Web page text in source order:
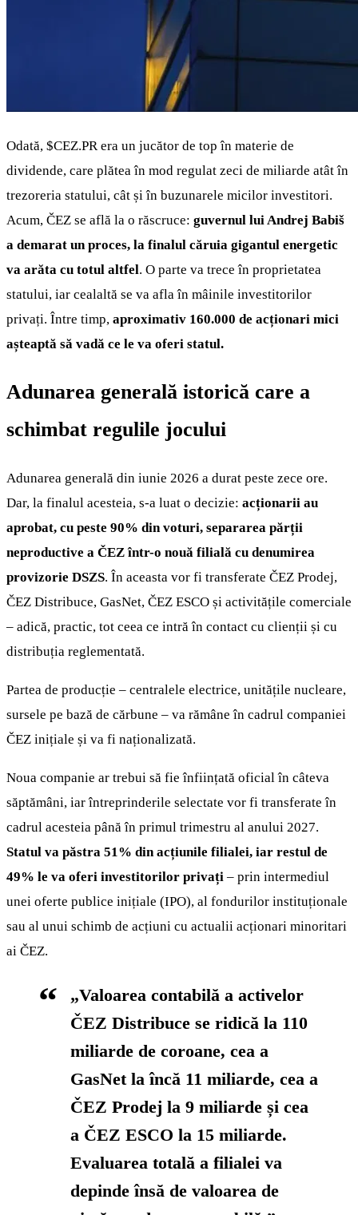
Odată, $CEZ.PRera un jucător de top în materie de
dividende, care plătea în mod regulat zeci de miliarde atât în
trezoreria statului, cât și în buzunarele micilor investitori.
Acum, ČEZ se află la o răscruce: guvernul lui Andrej Babiš
a demarat un proces, la finalul căruia gigantul energetic
va arăta cu totul altfel. O parte va trece în proprietatea
statului, iar cealaltă se va afla în mâinile investitorilor
privați. Între timp, aproximativ 160.000 de acționari mici
așteaptă să vadă ce le va oferi statul.
Adunarea generală istorică care a
schimbat regulile jocului
Adunarea generală din iunie 2026 a durat peste zece ore.
Dar, la finalul acesteia, s-a luat o decizie: acționarii au
aprobat, cu peste 90% din voturi, separarea părții
neproductive a ČEZ într-o nouă filială cu denumirea
provizorie DSZS. În aceasta vor fi transferate ČEZ Prodej,
ČEZ Distribuce, GasNet, ČEZ ESCO și activitățile comerciale
– adică, practic, tot ceea ce intră în contact cu clienții și cu
distribuția reglementată.
Partea de producție – centralele electrice, unitățile nucleare,
sursele pe bază de cărbune – va rămâne în cadrul companiei
ČEZ inițiale și va fi naționalizată.
Noua companie ar trebui să fie înființată oficial în câteva
săptămâni, iar întreprinderile selectate vor fi transferate în
cadrul acesteia până în primul trimestru al anului 2027.
Statul va păstra 51% din acțiunile filialei, iar restul de
49% le va oferi investitorilor privați – prin intermediul
unei oferte publice inițiale (IPO), al fondurilor instituționale
sau al unui schimb de acțiuni cu actualii acționari minoritari
ai ČEZ.
„Valoarea contabilă a activelor
ČEZ Distribuce se ridică la 110
miliarde de coroane, cea a
GasNet la încă 11 miliarde, cea a
ČEZ Prodej la 9 miliarde și cea
a ČEZ ESCO la 15 miliarde.
Evaluarea totală a filialei va
depinde însă de valoarea de